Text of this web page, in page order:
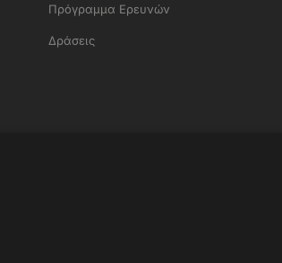
Πρόγραμμα Ερευνών
Δράσεις